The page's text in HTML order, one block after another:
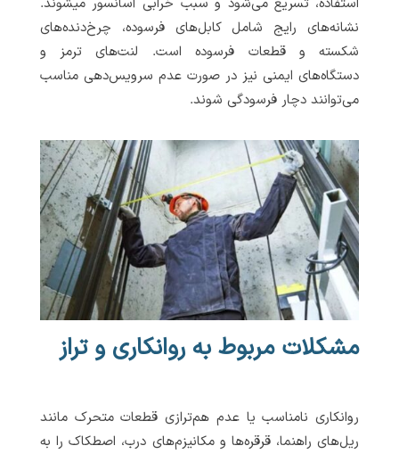
استفاده، تسریع می‌شود و سبب خرابی آسانسور میشوند.
نشانه‌های رایج شامل کابل‌های فرسوده، چرخ‌دنده‌های
شکسته و قطعات فرسوده است. لنت‌های ترمز و
دستگاه‌های ایمنی نیز در صورت عدم سرویس‌دهی مناسب
می‌توانند دچار فرسودگی شوند.
مشکلات مربوط به روانکاری و تراز
روانکاری نامناسب یا عدم هم‌ترازی قطعات متحرک مانند
ریل‌های راهنما، قرقره‌ها و مکانیزم‌های درب، اصطکاک را به